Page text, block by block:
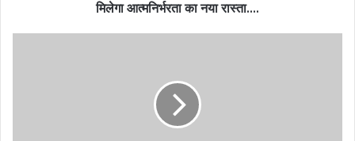
मिलेगा आत्मनिर्भरता का नया रास्ता….